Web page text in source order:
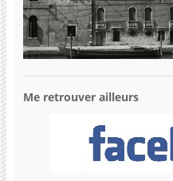
Me retrouver ailleurs